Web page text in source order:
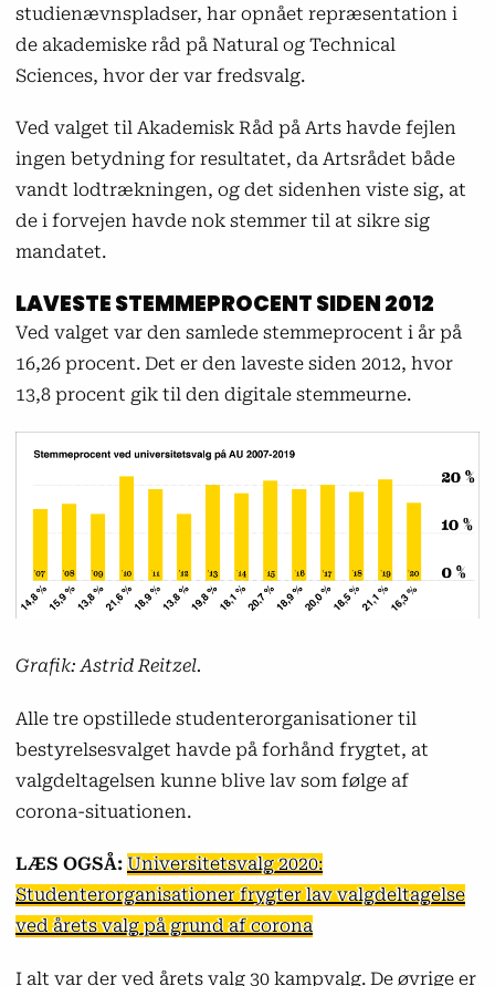
studienævnspladser, har opnået repræsentation i
de akademiske råd på Natural og Technical
Sciences, hvor der var fredsvalg.
Ved valget til Akademisk Råd på Arts havde fejlen
ingen betydning for resultatet, da Artsrådet både
vandt lodtrækningen, og det sidenhen viste sig, at
de i forvejen havde nok stemmer til at sikre sig
mandatet.
LAVESTE STEMMEPROCENT SIDEN 2012
Ved valget var den samlede stemmeprocent i år på
16,26 procent. Det er den laveste siden 2012, hvor
13,8 procent gik til den digitale stemmeurne.
Grafik: Astrid Reitzel.
Alle tre opstillede studenterorganisationer til
bestyrelsesvalget havde på forhånd frygtet, at
valgdeltagelsen kunne blive lav som følge af
corona-situationen.
LÆS OGSÅ: Universitetsvalg 2020:
Studenterorganisationer frygter lav valgdeltagelse
ved årets valg på grund af corona
I alt var der ved årets valg 30 kampvalg. De øvrige er